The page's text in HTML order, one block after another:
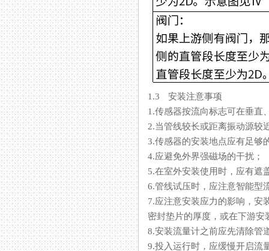
1.3 安装注意事项
1.传感器按流向标志可在垂直
2.当管线较长或距离振动源较近时
3.传感器的安装地点应有足够的空
4.应避免外界强磁场的干扰；
5.在室外安装使用时，应有遮
6.管线试压时，应注意智能
7.应注意安装应力的影响，
密封垫片的厚度，或在下游安
8.安装流量计之前应先清除管道
9.投入运行时，应缓慢开启流